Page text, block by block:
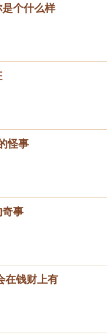
个什么样
怪事
奇事
在钱财上有